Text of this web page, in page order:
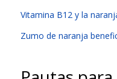
Vitamina B12 y la
Zumo de naranja